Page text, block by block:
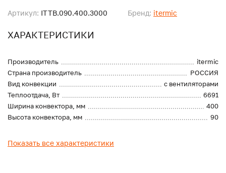
Артикул: ITTB.090.400.3000 Бренд: itermic
ХАРАКТЕРИСТИКИ
Производитель
itermic
Страна производитель
РОССИЯ
Вид конвекции
с вентиляторами
Теплоотдача, Вт
6691
Ширина конвектора, мм
400
Высота конвектора, мм
90
Показать все характеристики